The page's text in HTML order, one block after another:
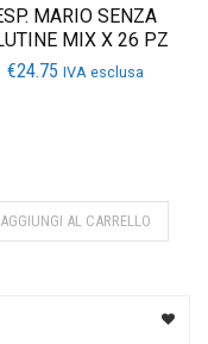
MARIO SENZA
MIX X 26 PZ
€24.75 IVA esclusa
AGGIUNGI AL CARRELLO